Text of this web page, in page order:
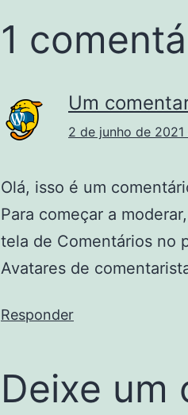
1
Um
2 de junho de 2021
Olá, isso é um
Para começar a
tela de Comentários no
Avatares de
Responder
Deixe um